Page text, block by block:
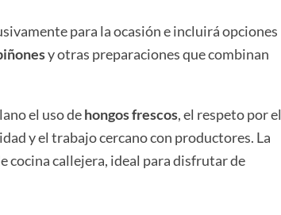
para la ocasión e incluirá opciones
y otras preparaciones que combinan
el uso dehongos frescos, el respeto por el
y el trabajo cercano con productores. La
cocina callejera, ideal para disfrutar de